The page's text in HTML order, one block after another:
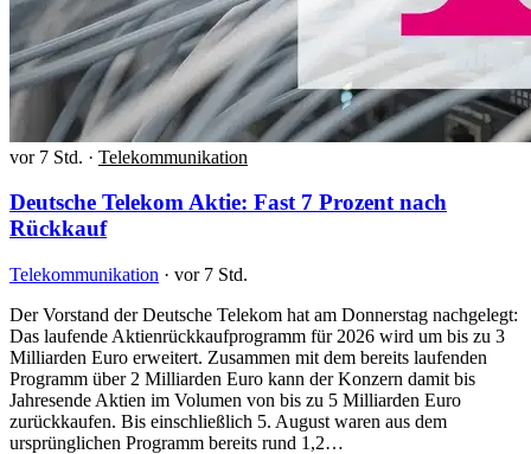
vor 7 Std. · Telekommunikation
Deutsche Telekom Aktie: Fast 7 Prozent nach
Rückkauf
Telekommunikation · vor 7 Std.
Der Vorstand der Deutsche Telekom hat am Donnerstag nachgelegt:
Das laufende Aktienrückkaufprogramm für 2026 wird um bis zu 3
Milliarden Euro erweitert. Zusammen mit dem bereits laufenden
Programm über 2 Milliarden Euro kann der Konzern damit bis
Jahresende Aktien im Volumen von bis zu 5 Milliarden Euro
zurückkaufen. Bis einschließlich 5. August waren aus dem
ursprünglichen Programm bereits rund 1,2…